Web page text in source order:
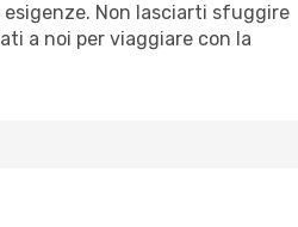
Non lasciarti sfuggire
a noi per viaggiare con la